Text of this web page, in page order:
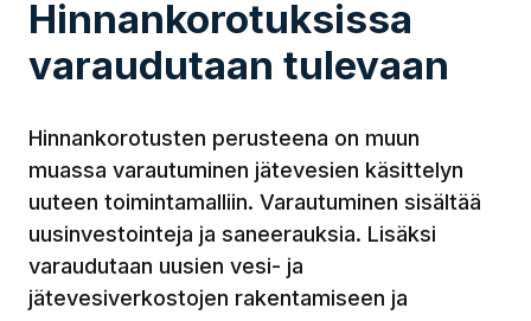
Hinnankorotuksissa
varaudutaan tulevaan
Hinnankorotusten perusteena on muun
muassa varautuminen jätevesien käsittelyn
uuteen toimintamalliin. Varautuminen sisältää
uusinvestointeja ja saneerauksia. Lisäksi
varaudutaan uusien vesi- ja
jätevesiverkostojen rakentamiseen ja